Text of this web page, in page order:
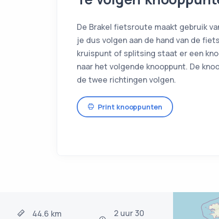
De Brakel fietsroute maakt gebruik
je dus volgen aan de hand van de
kruispunt of splitsing staat er een
naar het volgende knooppunt. De
de twee richtingen volgen.
Print knooppunten
44.6 km
2 uur 30